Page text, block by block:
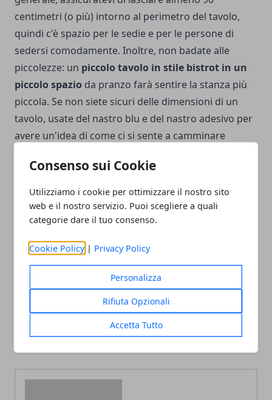
Consenso sui Cookie
Utilizziamo i cookie per ottimizzare il nostro sito
web e il nostro servizio. Puoi scegliere a quali
categorie dare il tuo consenso.
Cookie Policy | Privacy Policy
Personalizza
Rifiuta Opzionali
Accetta Tutto
centimetri (o più) intorno al perimetro del tavolo,
quindi c'è spazio per le sedie e per le persone di
sedersi comodamente. Inoltre, non badate alle
piccolezze: un piccolo tavolo in stile bistrot in un
piccolo spazio da pranzo farà sentire la stanza più
piccola. Se non siete sicuri delle dimensioni di un
tavolo, usate del nastro blu e del nastro adesivo per
avere un'idea di come ci si sente a camminare
Costruzione casa, ecco
quali sono i vantaggi del
sistema a secco
Come montare da soli un